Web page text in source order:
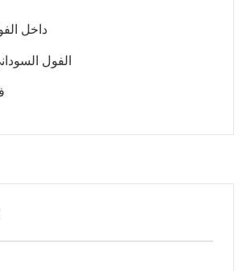
داخل
الفول